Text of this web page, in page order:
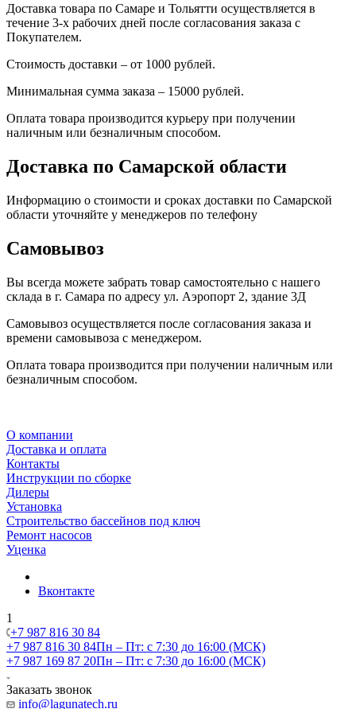
Доставка товара по Самаре и Тольятти осуществляется в
течение 3-х рабочих дней после согласования заказа с
Покупателем.
Стоимость доставки – от 1000 рублей.
Минимальная сумма заказа – 15000 рублей.
Оплата товара производится курьеру при получении
наличным или безналичным способом.
Доставка по Самарской области
Информацию о стоимости и сроках доставки по Самарской
области уточняйте у менеджеров по телефону
Самовывоз
Вы всегда можете забрать товар самостоятельно с нашего
склада в г. Самара по адресу ул. Аэропорт 2, здание 3Д
Самовывоз осуществляется после согласования заказа и
времени самовывоза с менеджером.
Оплата товара производится при получении наличным или
безналичным способом.
О компании
Доставка и оплата
Контакты
Инструкции по сборке
Дилеры
Установка
Строительство бассейнов под ключ
Ремонт насосов
Уценка
Вконтакте
1
+7 987 816 30 84
+7 987 816 30 84Пн – Пт: с 7:30 до 16:00 (МСК)
+7 987 169 87 20Пн – Пт: с 7:30 до 16:00 (МСК)
Заказать звонок
info@lagunatech.ru